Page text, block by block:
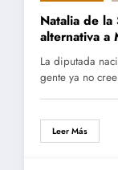
Natalia de la
alternativa a
La diputada
gente ya no
Leer Más